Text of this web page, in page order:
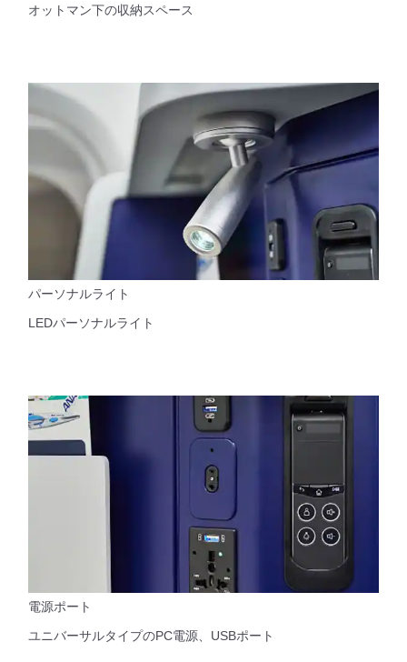
オットマン下の収納スペース
パーソナルライト
LEDパーソナルライト
電源ポート
ユニバーサルタイプのPC電源、USBポート